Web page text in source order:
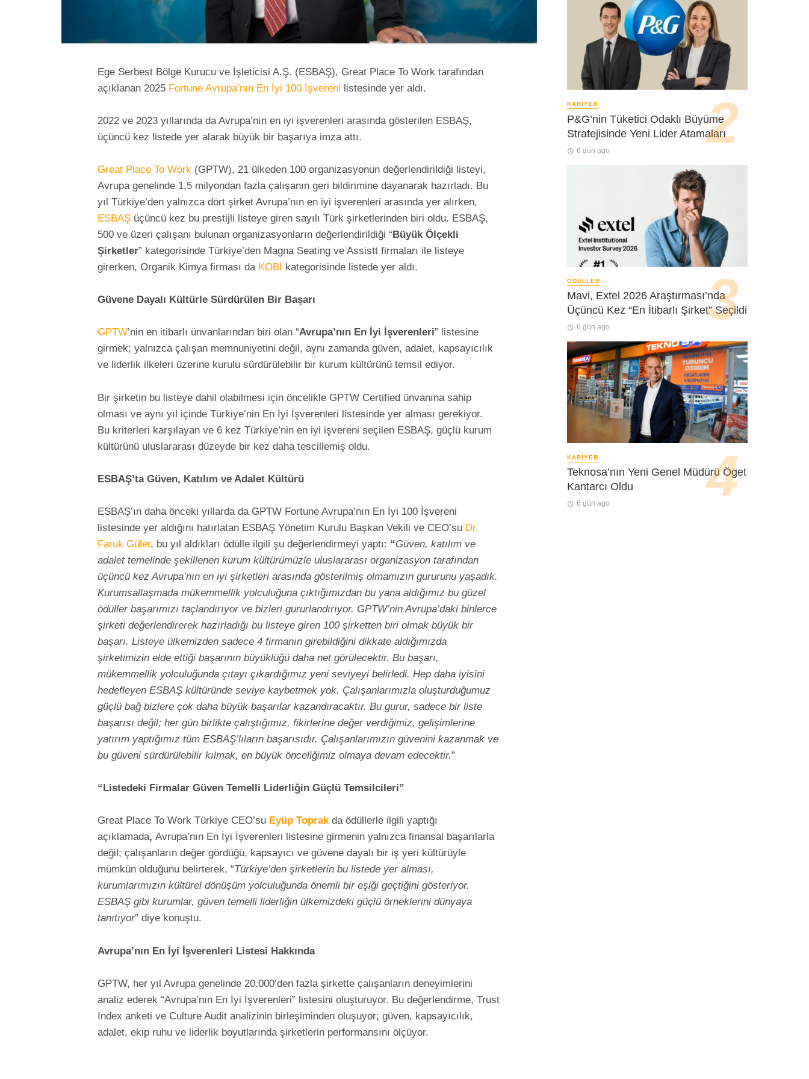
Ege Serbest Bölge Kurucu ve İşleticisi A.Ş. (ESBAŞ), Great Place To Work tarafından
açıklanan 2025 Fortune Avrupa’nın En İyi 100 İşvereni listesinde yer aldı.
2022 ve 2023 yıllarında da Avrupa’nın en iyi işverenleri arasında gösterilen ESBAŞ,
üçüncü kez listede yer alarak büyük bir başarıya imza attı.
Great Place To Work (GPTW), 21 ülkeden 100 organizasyonun değerlendirildiği listeyi,
Avrupa genelinde 1,5 milyondan fazla çalışanın geri bildirimine dayanarak hazırladı. Bu
yıl Türkiye’den yalnızca dört şirket Avrupa’nın en iyi işverenleri arasında yer alırken,
ESBAŞ üçüncü kez bu prestijli listeye giren sayılı Türk şirketlerinden biri oldu. ESBAŞ,
500 ve üzeri çalışanı bulunan organizasyonların değerlendirildiği “Büyük Ölçekli
Şirketler” kategorisinde Türkiye’den Magna Seating ve Assistt firmaları ile listeye
girerken, Organik Kimya firması da KOBİ kategorisinde listede yer aldı.
Güvene Dayalı Kültürle Sürdürülen Bir Başarı
GPTW’nin en itibarlı ünvanlarından biri olan “Avrupa’nın En İyi İşverenleri” listesine
girmek; yalnızca çalışan memnuniyetini değil, aynı zamanda güven, adalet, kapsayıcılık
ve liderlik ilkeleri üzerine kurulu sürdürülebilir bir kurum kültürünü temsil ediyor.
Bir şirketin bu listeye dahil olabilmesi için öncelikle GPTW Certified ünvanına sahip
olması ve aynı yıl içinde Türkiye’nin En İyi İşverenleri listesinde yer alması gerekiyor.
Bu kriterleri karşılayan ve 6 kez Türkiye’nin en iyi işvereni seçilen ESBAŞ, güçlü kurum
kültürünü uluslararası düzeyde bir kez daha tescillemiş oldu.
ESBAŞ’ta Güven, Katılım ve Adalet Kültürü
ESBAŞ’ın daha önceki yıllarda da GPTW Fortune Avrupa’nın En İyi 100 İşvereni
listesinde yer aldığını hatırlatan ESBAŞ Yönetim Kurulu Başkan Vekili ve CEO’su Dr.
Faruk Güler, bu yıl aldıkları ödülle ilgili şu değerlendirmeyi yaptı: “Güven, katılım ve
adalet temelinde şekillenen kurum kültürümüzle uluslararası organizasyon tarafından
üçüncü kez Avrupa’nın en iyi şirketleri arasında gösterilmiş olmamızın gururunu yaşadık.
Kurumsallaşmada mükemmellik yolculuğuna çıktığımızdan bu yana aldığımız bu güzel
ödüller başarımızı taçlandırıyor ve bizleri gururlandırıyor. GPTW’nin Avrupa’daki binlerce
şirketi değerlendirerek hazırladığı bu listeye giren 100 şirketten biri olmak büyük bir
başarı. Listeye ülkemizden sadece 4 firmanın girebildiğini dikkate aldığımızda
şirketimizin elde ettiği başarının büyüklüğü daha net görülecektir. Bu başarı,
mükemmellik yolculuğunda çıtayı çıkardığımız yeni seviyeyi belirledi. Hep daha iyisini
hedefleyen ESBAŞ kültüründe seviye kaybetmek yok. Çalışanlarımızla oluşturduğumuz
güçlü bağ bizlere çok daha büyük başarılar kazandıracaktır. Bu gurur, sadece bir liste
başarısı değil; her gün birlikte çalıştığımız, fikirlerine değer verdiğimiz, gelişimlerine
yatırım yaptığımız tüm ESBAŞ’lıların başarısıdır. Çalışanlarımızın güvenini kazanmak ve
bu güveni sürdürülebilir kılmak, en büyük önceliğimiz olmaya devam edecektir.”
“Listedeki Firmalar Güven Temelli Liderliğin Güçlü Temsilcileri”
Great Place To Work Türkiye CEO’su Eyüp Toprakda ödüllerle ilgili yaptığı
açıklamada, Avrupa’nın En İyi İşverenleri listesine girmenin yalnızca finansal başarılarla
değil; çalışanların değer gördüğü, kapsayıcı ve güvene dayalı bir iş yeri kültürüyle
mümkün olduğunu belirterek, “Türkiye’den şirketlerin bu listede yer alması,
kurumlarımızın kültürel dönüşüm yolculuğunda önemli bir eşiği geçtiğini gösteriyor.
ESBAŞ gibi kurumlar, güven temelli liderliğin ülkemizdeki güçlü örneklerini dünyaya
tanıtıyor” diye konuştu.
Avrupa’nın En İyi İşverenleri Listesi Hakkında
GPTW, her yıl Avrupa genelinde 20.000’den fazla şirkette çalışanların deneyimlerini
analiz ederek “Avrupa’nın En İyi İşverenleri” listesini oluşturuyor. Bu değerlendirme, Trust
Index anketi ve Culture Audit analizinin birleşiminden oluşuyor; güven, kapsayıcılık,
adalet, ekip ruhu ve liderlik boyutlarında şirketlerin performansını ölçüyor.
KARIYER
P&G’nin Tüketici Odaklı Büyüme
Stratejisinde Yeni Lider Atamaları
6 gün ago
ÖDÜLLER
Mavi, Extel 2026 Araştırması’nda
Üçüncü Kez “En İtibarlı Şirket” Seçildi
6 gün ago
KARIYER
Teknosa’nın Yeni Genel Müdürü Öget
Kantarcı Oldu
6 gün ago